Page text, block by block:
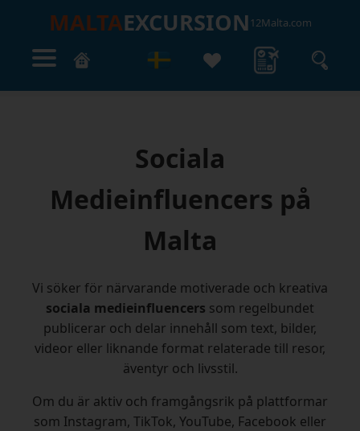
MALTAEXCURSION 12Malta.com
Sociala
Medieinfluencers på
Malta
Vi söker för närvarande motiverade och kreativa
sociala medieinfluencers som regelbundet
publicerar och delar innehåll som text, bilder,
videor eller liknande format relaterade till resor,
äventyr och livsstil.
Om du är aktiv och framgångsrik på plattformar
som Instagram, TikTok, YouTube, Facebook eller